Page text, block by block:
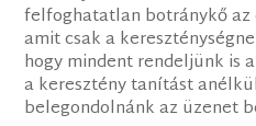
felfoghatatlan botránykő
amit csak a
hogy mindent rendeljünk is
a keresztény tanítást
belegondolnánk az üzenet